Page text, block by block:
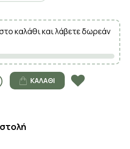
καλάθι και λάβετε δωρεάν
ΚΑΛΆΘΙ